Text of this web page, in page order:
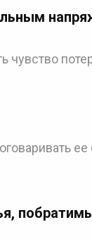
чувство